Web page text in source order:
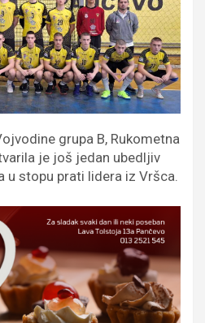
grupa B, Rukometna
je još jedan ubedljiv
stopu prati lidera iz Vršca.